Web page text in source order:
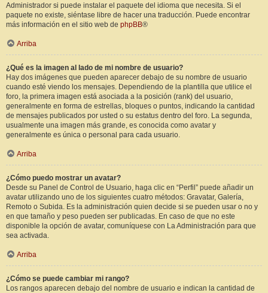
Administrador si puede instalar el paquete del idioma que necesita. Si el
paquete no existe, siéntase libre de hacer una traducción. Puede encontrar
más información en el sitio web de phpBB®
Arriba
¿Qué es la imagen al lado de mi nombre de usuario?
Hay dos imágenes que pueden aparecer debajo de su nombre de usuario
cuando esté viendo los mensajes. Dependiendo de la plantilla que utilice el
foro, la primera imagen está asociada a la posición (rank) del usuario,
generalmente en forma de estrellas, bloques o puntos, indicando la cantidad
de mensajes publicados por usted o su estatus dentro del foro. La segunda,
usualmente una imagen más grande, es conocida como avatar y
generalmente es única o personal para cada usuario.
Arriba
¿Cómo puedo mostrar un avatar?
Desde su Panel de Control de Usuario, haga clic en “Perfil” puede añadir un
avatar utilizando uno de los siguientes cuatro métodos: Gravatar, Galería,
Remoto o Subida. Es la administración quien decide si se pueden usar o no y
en que tamaño y peso pueden ser publicadas. En caso de que no este
disponible la opción de avatar, comuníquese con La Administración para que
sea activada.
Arriba
¿Cómo se puede cambiar mi rango?
Los rangos aparecen debajo del nombre de usuario e indican la cantidad de